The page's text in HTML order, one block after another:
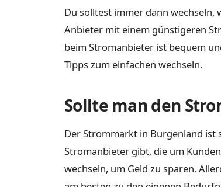
Du solltest immer dann wechseln,
Anbieter mit einem günstigeren
beim Stromanbieter ist bequem
Tipps zum einfachen wechseln.
Sollte man den
Der Strommarkt in Burgenland ist
Stromanbieter gibt, die um
wechseln, um Geld zu sparen.